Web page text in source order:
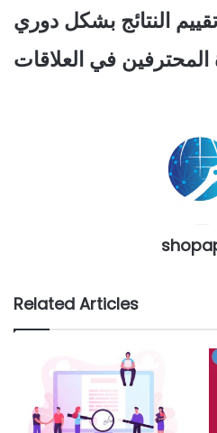
تقييم النتائج بشكل دوري
في العلاقات
Related Articles